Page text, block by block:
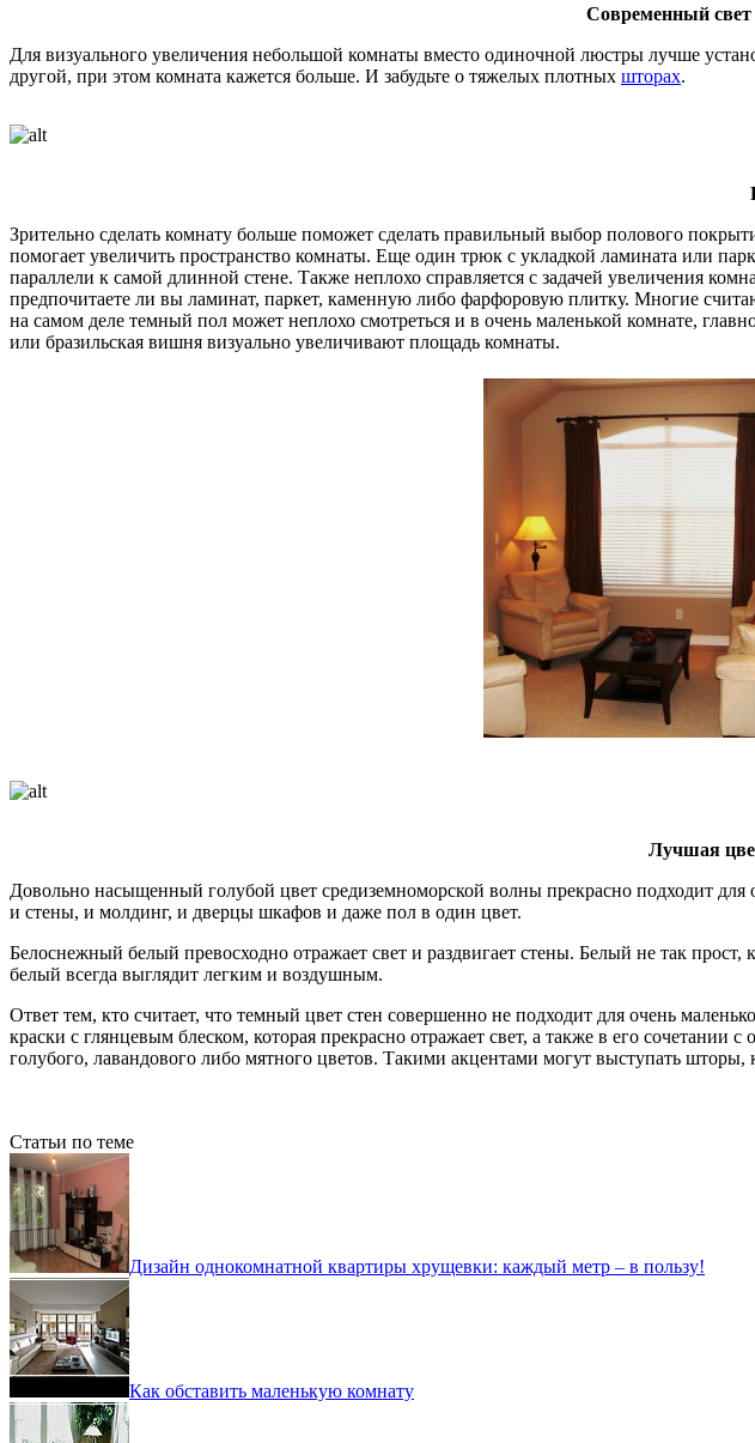
Современный
Для визуального увеличения небольшой комнаты вместо одиночной люстры лучше
другой, при этом комната кажется больше. И забудьте о тяжелых плотных шторах.
Зрительно сделать комнату больше поможет сделать правильный выбор полового
помогает увеличить пространство комнаты. Еще один трюк с укладкой ламината или
параллели к самой длинной стене. Также неплохо справляется с задачей увеличения
предпочитаете ли вы ламинат, паркет, каменную либо фарфоровую плитку. Многие
на самом деле темный пол может неплохо смотреться и в очень маленькой комнате,
или бразильская вишня визуально увеличивают площадь комнаты.
Лучшая
Довольно насыщенный голубой цвет средиземноморской волны прекрасно подходит
и стены, и молдинг, и дверцы шкафов и даже пол в один цвет.
Белоснежный белый превосходно отражает свет и раздвигает стены. Белый не так
белый всегда выглядит легким и воздушным.
Ответ тем, кто считает, что темный цвет стен совершенно не подходит для очень
краски с глянцевым блеском, которая прекрасно отражает свет, а также в его
голубого, лавандового либо мятного цветов. Такими акцентами могут выступать
Статьи по теме
Дизайн однокомнатной квартиры хрущевки: каждый метр – в пользу!
Как обставить маленькую комнату